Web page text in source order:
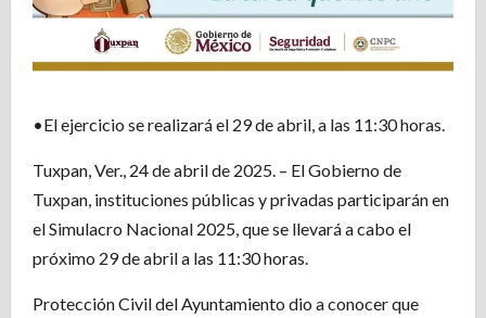
•El ejercicio se realizará el 29 de abril, a las 11:30 horas.
Tuxpan, Ver., 24 de abril de 2025. – El Gobierno de
Tuxpan, instituciones públicas y privadas participarán en
el Simulacro Nacional 2025, que se llevará a cabo el
próximo 29 de abril a las 11:30 horas.
Protección Civil del Ayuntamiento dio a conocer que